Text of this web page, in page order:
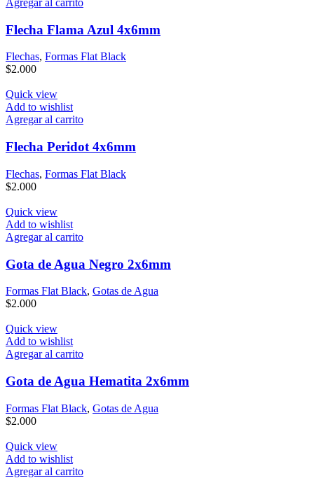
Agregar al carrito
Flecha Flama Azul 4x6mm
Flechas, Formas Flat Black
$2.000
Quick view
Add to wishlist
Agregar al carrito
Flecha Peridot 4x6mm
Flechas, Formas Flat Black
$2.000
Quick view
Add to wishlist
Agregar al carrito
Gota de Agua Negro 2x6mm
Formas Flat Black, Gotas de Agua
$2.000
Quick view
Add to wishlist
Agregar al carrito
Gota de Agua Hematita 2x6mm
Formas Flat Black, Gotas de Agua
$2.000
Quick view
Add to wishlist
Agregar al carrito